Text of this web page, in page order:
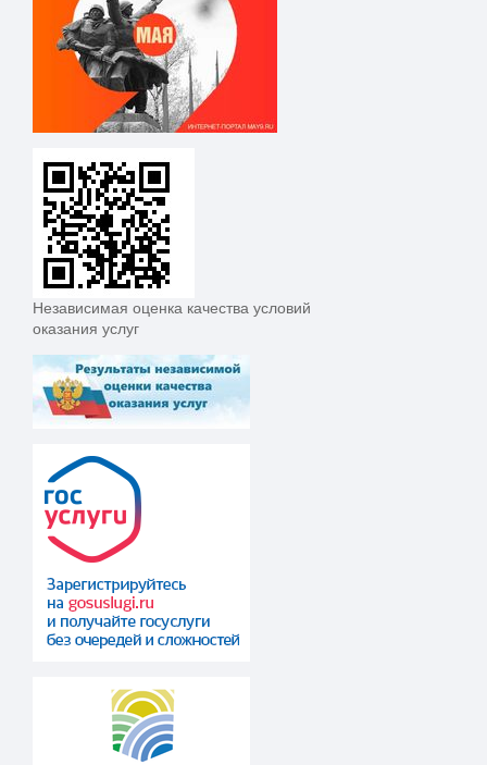
Независимая оценка качества условий
оказания услуг